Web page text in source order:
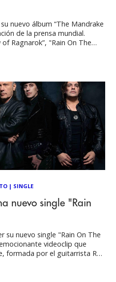
nuevo álbum “The Mandrake
de la prensa mundial.
Ragnarok”, "Rain On The
da vida a una visión
| SINGLE
nuevo single "Rain
su nuevo single "Rain On The
videoclip que
formada por el guitarrista Roy
“Rain On The Graves"